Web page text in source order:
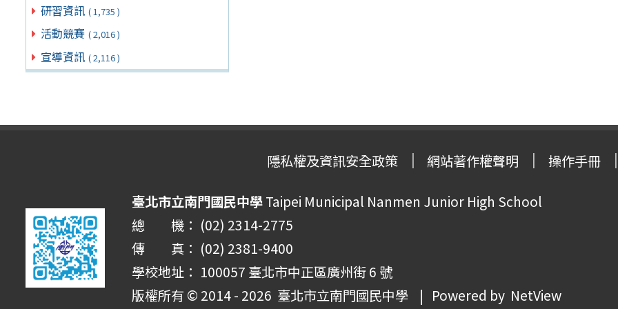
研習資訊 ( 1,735 )
活動競賽 ( 2,016 )
宣導資訊 ( 2,116 )
隱私權及資訊安全政策 網站著作權聲明 操作手冊
臺北市立南門國民中學Taipei Municipal Nanmen Junior High School
總 機： (02) 2314-2775
傳 真： (02) 2381-9400
學校地址： 100057 臺北市中正區廣州街 6 號
版權所有 © 2014 - 2026 臺北市立南門國民中學 | Powered by NetView